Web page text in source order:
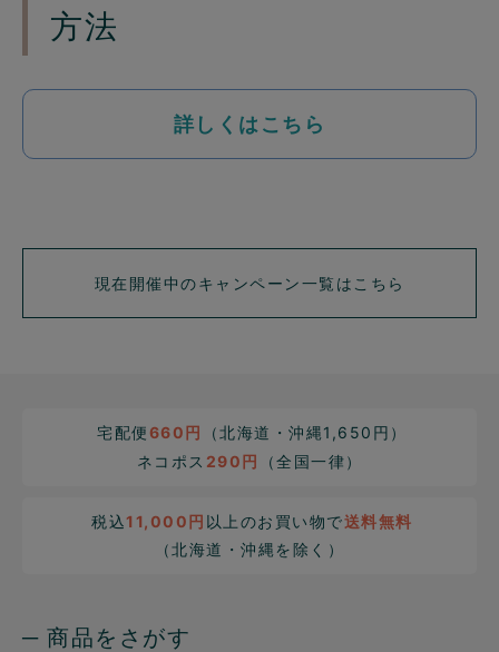
方法
詳しくはこちら
現在開催中のキャンペーン一覧はこちら
宅配便660円
（北海道・沖縄1,650円）
ネコポス 290円 （全国一律）
税込11,000円 以上のお買い物で送料無料
（北海道・沖縄を除く）
─ 商品をさがす